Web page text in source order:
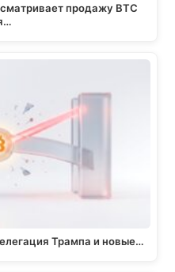
продажу BTC
Трампа и новые…